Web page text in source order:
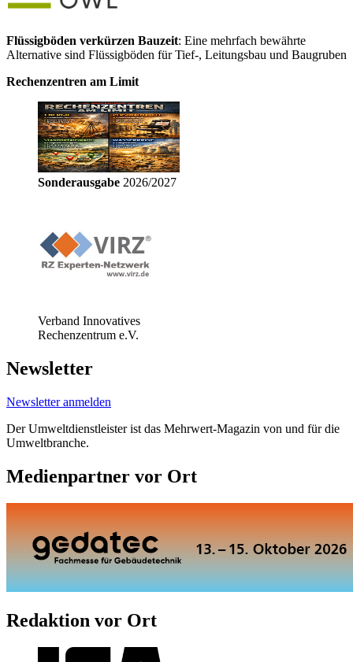
Flüssigböden verkürzen Bauzeit: Eine mehrfach bewährte
Alternative sind Flüssigböden für Tief-, Leitungsbau und Baugruben
Rechenzentren am Limit
Sonderausgabe 2026/2027
Verband Innovatives
Rechenzentrum e.V.
Newsletter
Newsletter anmelden
Der Umweltdienstleister ist das Mehrwert-Magazin von und für die
Umweltbranche.
Medienpartner vor Ort
Redaktion vor Ort